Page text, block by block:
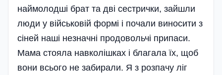
наймолодші брат та дві сестрички, зайшли
люди у військовій формі і почали виносити з
сіней наші незначні продовольчі припаси.
Мама стояла навколішках і благала їх, щоб
вони всього не забирали. Я з розпачу ліг